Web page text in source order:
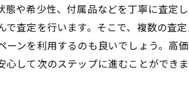
態や希少性、付属品などを丁寧に査定
で査定を行います。そこで、複数の査
ーンを利用するのも良いでしょう。高
して次のステップに進むことができま